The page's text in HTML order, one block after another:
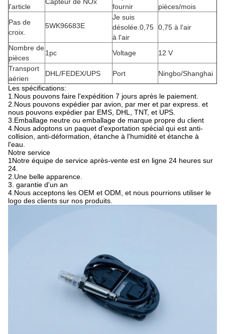
l'article
fournir
pièces/mois
Pas de
croix.
5WK96683E
Je suis
désolée.0,75
à l'air
0,75 à l'air
Nombre de
pièces
1pc Voltage
12 V
Transport
aérien
DHL/FEDEX/UPS Port
Ningbo/Shanghai
Les spécifications:
1. Nous pouvons faire l'expédition 7 jours après le paiement.
2. Nous pouvons expédier par avion, par mer et par express. et
nous pouvons expédier par EMS, DHL, TNT, et UPS.
3. Emballage neutre ou emballage de marque propre du client
4. Nous adoptons un paquet d'exportation spécial qui est anti-
collision, anti-déformation, étanche à l'humidité et étanche à
l'eau.
Notre service
1Notre équipe de service après-vente est en ligne 24 heures sur
24.
2. Une belle apparence.
3. garantie d'un an
4. Nous acceptons les OEM et ODM, et nous pourrions utiliser le
logo des clients sur nos produits.